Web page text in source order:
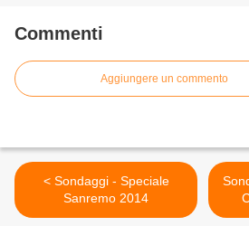
Commenti
Aggiungere un commento
< Sondaggi - Speciale
Sanremo 2014